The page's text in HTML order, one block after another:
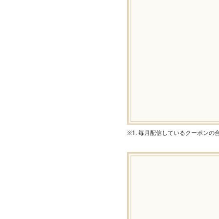
※1. 毎月配信しているクーポンの